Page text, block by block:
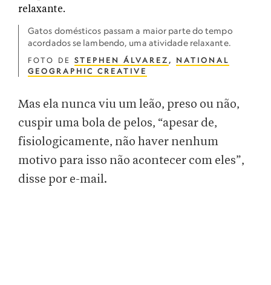
Gatos domésticos passam a maior parte do tempo
acordados se lambendo, uma atividade relaxante.
FOTO DE STEPHEN ÁLVAREZ , NATIONAL
GEOGRAPHIC CREATIVE
Mas ela nunca viu um leão, preso ou não,
cuspir uma bola de pelos, “apesar de,
fisiologicamente, não haver nenhum
motivo para isso não acontecer com eles”,
disse por e-mail.